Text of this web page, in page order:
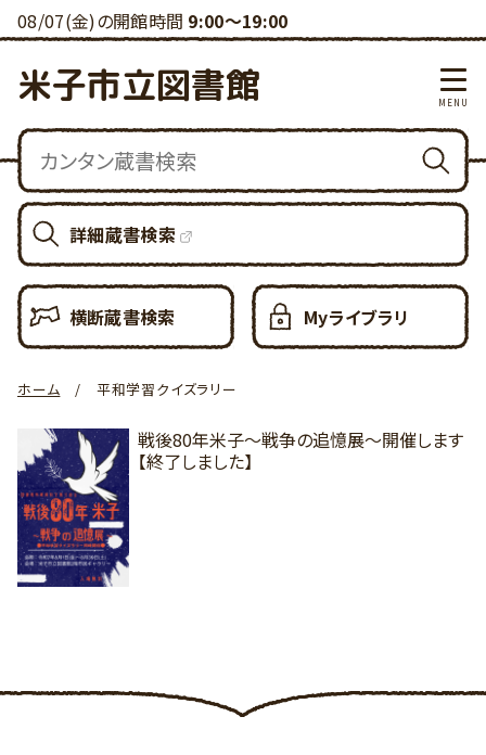
08/07(金)の開館時間 9:00～19:00
米子市立図書館
詳細蔵書検索
横断蔵書検索 Myライブラリ
ホーム 平和学習クイズラリー
戦後80年米子～戦争の追憶展～開催します
【終了しました】